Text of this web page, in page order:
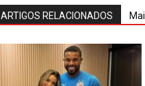
ARTIGOS RELACIONADOS